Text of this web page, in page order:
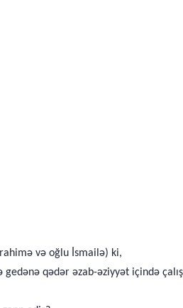
və oğlu İsmailə) ki,
qədər əzab-əziyyət içində